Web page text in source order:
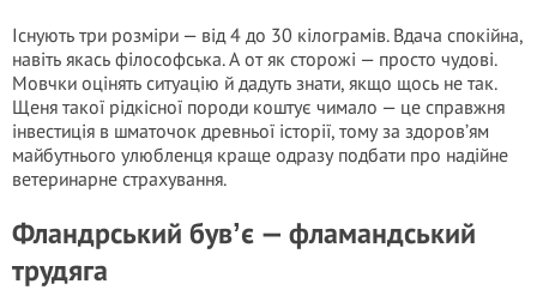
Існують три розміри — від 4 до 30 кілограмів. Вдача спокійна,
навіть якась філософська. А от як сторожі — просто чудові.
Мовчки оцінять ситуацію й дадуть знати, якщо щось не так.
Щеня такої рідкісної породи коштує чимало — це справжня
інвестиція в шматочок древньої історії, тому за здоров’ям
майбутнього улюбленця краще одразу подбати про надійне
ветеринарне страхування.
Фландрський бувʼє — фламандський
трудяга